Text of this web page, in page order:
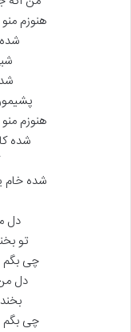
هنوزم
هنوزم
شده
شده خام
دل
تو
چی بگم
دل
چی بگم